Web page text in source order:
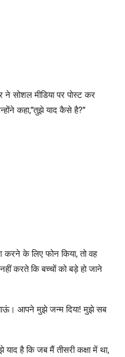
सोशल मीडिया पर पोस्ट कर
कहा,”तुझे याद कैसे है?”
के लिए फोन किया, तो वह
करते कि बच्चों को बड़े हो जाने
आपने मुझे जन्म दिया! मुझे सब
है कि जब मैं तीसरी कक्षा में था,